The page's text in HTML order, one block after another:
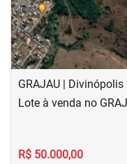
GRAJAU | Divinópolis
Lote à venda no
R$ 50.000,00